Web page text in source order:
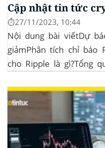
Cập nhật tin tức
⏱️27/11/2023, 10:44
Nội dung bài viếtDự
giảmPhân tích chỉ báo
cho Ripple là gì?Tổng
nhưng volume giảm và
ngày BTC vẫn...